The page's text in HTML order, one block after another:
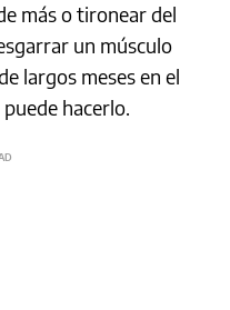
más o tironear del
un músculo
largos meses en el
hacerlo.